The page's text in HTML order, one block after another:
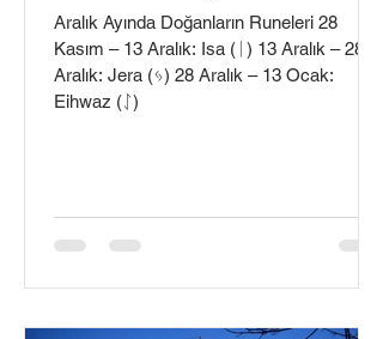
Aralık Ayında Doğanların Runeleri 28
Kasım – 13 Aralık: Isa (ᛁ) 13 Aralık – 28
Aralık: Jera (ᛃ) 28 Aralık – 13 Ocak:
Eihwaz (ᛇ)